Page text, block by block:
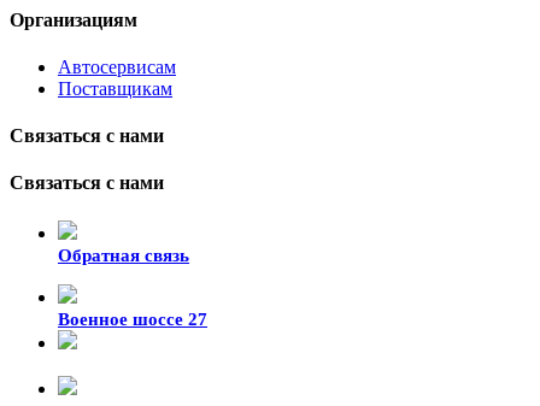
Организациям
Автосервисам
Поставщикам
Связаться с нами
Связаться с нами
Обратная связь
Военное шоссе 27